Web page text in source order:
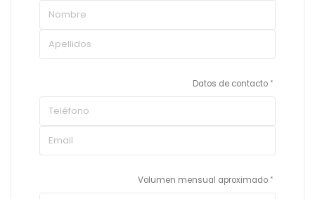
Datos de contacto
Volumen mensual aproximado